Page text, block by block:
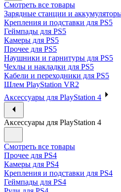
Смотреть все товары
Зарядные станции и
Крепления и подставки для PS5
Геймпады для PS5
Камеры для PS5
Прочее для PS5
Наушники и гарнитуры для PS5
Чехлы и накладки для PS5
Кабели и переходники для PS5
Шлем PlayStation VR2
Аксессуары для PlayStation 4
Аксессуары для PlayStation 4
Смотреть все товары
Прочее для PS4
Камеры для PS4
Крепления и подставки для PS4
Геймпады для PS4